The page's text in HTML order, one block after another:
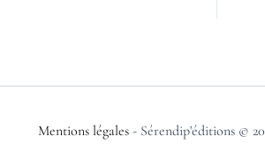
Mentions légales- Sérendip'éditions ©